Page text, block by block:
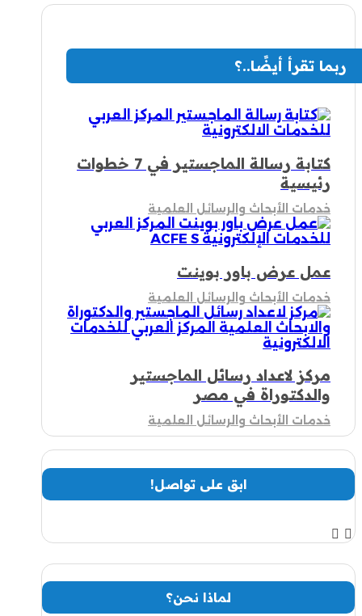
ربما تقرأ أيضًا..؟
كتابة رسالة الماجستير في 7 خطوات
رئيسية
خدمات الأبحاث والرسائل العلمية
عمل عرض باور بوينت
خدمات الأبحاث والرسائل العلمية
مركز لاعداد رسائل الماجستير
والدكتوراة في مصر
خدمات الأبحاث والرسائل العلمية
ابق على تواصل!
لماذا نحن؟